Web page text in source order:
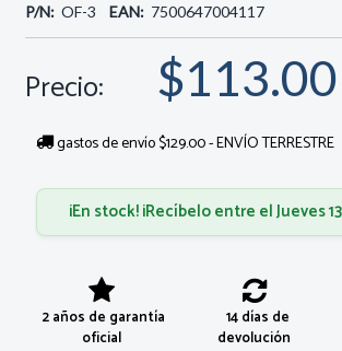
P/N: OF-3 EAN: 7500647004117
Precio: $113.00
gastos de envío $129.00 - ENVÍO TERRESTRE
¡En stock! ¡Recíbelo entre el Jueves
2 años de garantía
oficial
14 días de
devolución